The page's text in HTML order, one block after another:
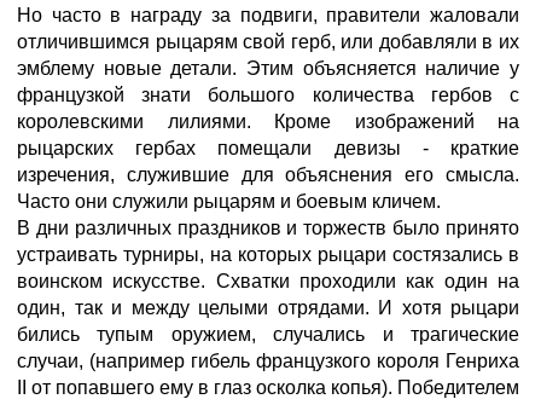
Но часто в награду за подвиги, правители жаловали
отличившимся рыцарям свой герб, или добавляли в их
эмблему новые детали. Этим объясняется наличие у
французкой знати большого количества гербов с
королевскими лилиями. Кроме изображений на
рыцарских гербах помещали девизы - краткие
изречения, служившие для объяснения его смысла.
Часто они служили рыцарям и боевым кличем.
В дни различных праздников и торжеств было принято
устраивать турниры, на которых рыцари состязались в
воинском искусстве. Схватки проходили как один на
один, так и между целыми отрядами. И хотя рыцари
бились тупым оружием, случались и трагические
случаи, (например гибель французкого короля Генриха
II от попавшего ему в глаз осколка копья). Победителем